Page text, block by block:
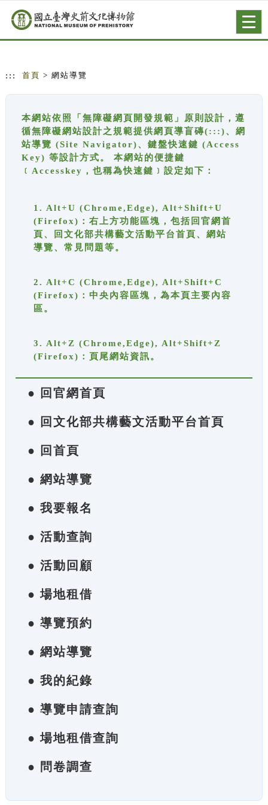
跳到主要內容
網站導覽
::: 首頁 > 網站導覽
本網站依照「無障礙網頁開發規範」原則設計，遵
循無障礙網站設計之規範提供網頁導盲磚(:::)、網
站導覽 (Site Navigator)、鍵盤快速鍵 (Access
Key) 等設計方式。 本網站的便捷鍵
﹝Accesskey，也稱為快速鍵﹞設定如下：
1. Alt+U (Chrome,Edge), Alt+Shift+U
(Firefox)：右上方功能區塊，包括回官網首
頁、回文化部共構藝文活動平台首頁、網站
導覽、常見問題等。
2. Alt+C (Chrome,Edge), Alt+Shift+C
(Firefox)：中央內容區塊，為本頁主要內容
區。
3. Alt+Z (Chrome,Edge), Alt+Shift+Z
(Firefox)：頁尾網站資訊。
● 回官網首頁
● 回文化部共構藝文活動平台首頁
● 回首頁
● 網站導覽
● 我要報名
● 活動查詢
● 活動回顧
● 場地租借
● 導覽預約
● 網站導覽
● 我的紀錄
● 導覽申請查詢
● 場地租借查詢
● 問卷調查